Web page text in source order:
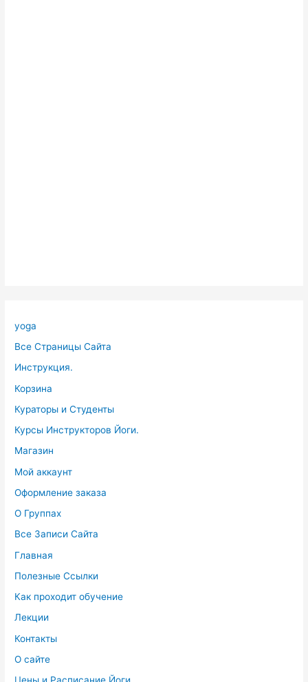
yoga
Все Страницы Сайта
Инструкция.
Корзина
Кураторы и Студенты
Курсы Инструкторов Йоги.
Магазин
Мой аккаунт
Оформление заказа
О Группах
Все Записи Сайта
Главная
Полезные Ссылки
Как проходит обучение
Лекции
Контакты
О сайте